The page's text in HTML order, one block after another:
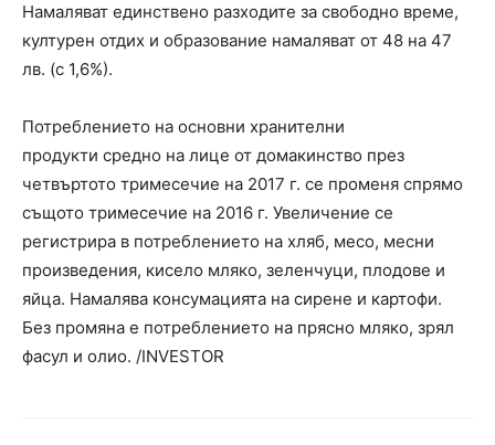
Намаляват единствено разходите за свободно време,
културен отдих и образование намаляват от 48 на 47
лв. (с 1,6%).
Потреблението на основни хранителни
продукти средно на лице от домакинство през
четвъртото тримесечие на 2017 г. се променя спрямо
същото тримесечие на 2016 г. Увеличение се
регистрира в потреблението на хляб, месо, месни
произведения, кисело мляко, зеленчуци, плодове и
яйца. Намалява консумацията на сирене и картофи.
Без промяна е потреблението на прясно мляко, зрял
фасул и олио. /INVESTOR